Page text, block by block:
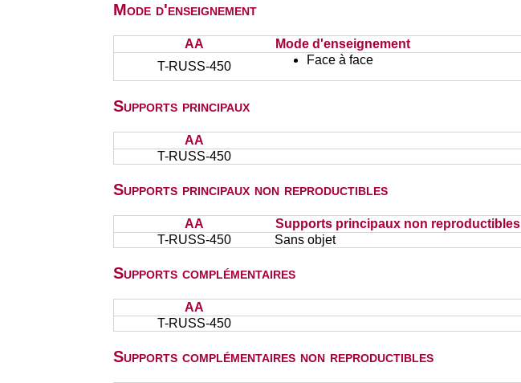
Mode d'enseignement
AA
Mode d'enseignement
T-RUSS-450
Face à face
Supports principaux
AA
T-RUSS-450
Supports principaux non reproductibles
AA
Supports principaux non reproductibles
T-RUSS-450
Sans objet
Supports complémentaires
AA
T-RUSS-450
Supports complémentaires non reproductibles